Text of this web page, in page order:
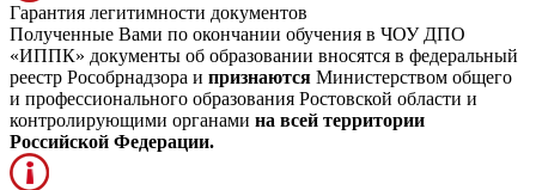
Гарантия легитимности документов
Полученные Вами по окончании обучения в ЧОУ ДПО
«ИППК» документы об образовании вносятся в федеральный
реестр Рособрнадзора и признаются Министерством общего
и профессионального образования Ростовской области и
контролирующими органами на всей территории
Российской Федерации.